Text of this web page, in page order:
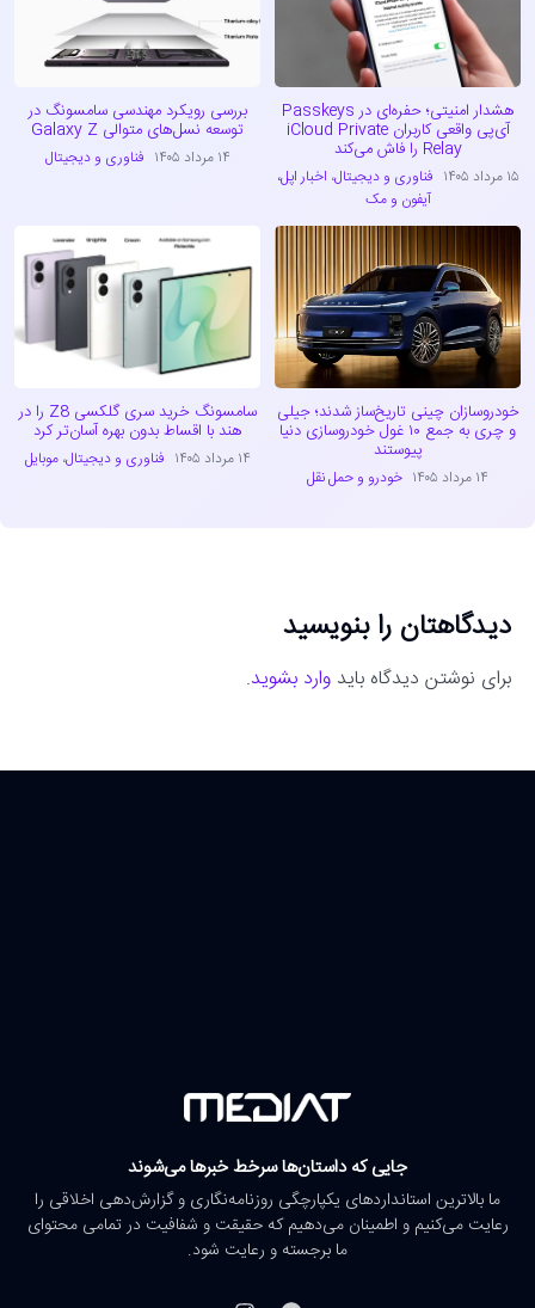
هشدار امنیتی؛ حفره‌ای در Passkeys
آی‌پی واقعی کاربران iCloud Private
Relay را فاش می‌کند
۱۵ مرداد ۱۴۰۵ فناوری و دیجیتال، اخبار اپل،
آیفون و مک
بررسی رویکرد مهندسی سامسونگ در
توسعه نسل‌های متوالی Galaxy Z
۱۴ مرداد ۱۴۰۵ فناوری و دیجیتال
خودروسازان چینی تاریخ‌ساز شدند؛ جیلی
و چری به جمع ۱۰ غول خودروسازی دنیا
پیوستند
۱۴ مرداد ۱۴۰۵ خودرو و حمل نقل
سامسونگ خرید سری گلکسی Z8 را در
هند با اقساط بدون بهره آسان‌تر کرد
۱۴ مرداد ۱۴۰۵ فناوری و دیجیتال،موبایل
دیدگاهتان را بنویسید
برای نوشتن دیدگاه باید وارد بشوید.
جایی که داستان‌ها سرخط خبرها می‌شوند
ما بالاترین استانداردهای یکپارچگی روزنامه‌نگاری و گزارش‌دهی اخلاقی را
رعایت می‌کنیم و اطمینان می‌دهیم که حقیقت و شفافیت در تمامی محتوای
ما برجسته و رعایت شود.